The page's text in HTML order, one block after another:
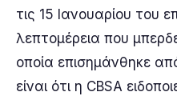
τις 15 Ιανουαρίου του
λεπτομέρεια που
οποία επισημάνθηκε
είναι ότι η CBSA